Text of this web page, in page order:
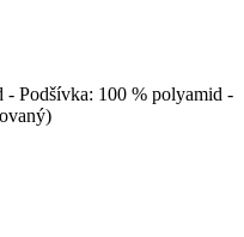
Podšívka: 100 % polyamid -